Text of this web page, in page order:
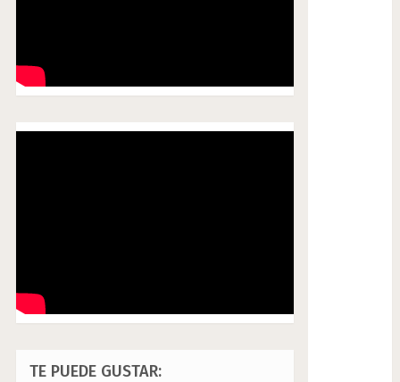
TE PUEDE GUSTAR: